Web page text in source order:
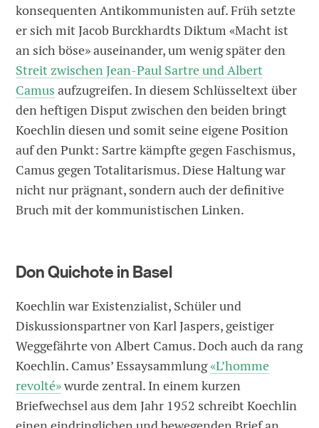
konsequenten Antikommunisten auf. Früh setzte
er sich mit Jacob Burckhardts Diktum «Macht ist
an sich böse» auseinander, um wenig später den
Streit zwischen Jean-Paul Sartre und Albert
Camus aufzugreifen. In diesem Schlüsseltext über
den heftigen Disput zwischen den beiden bringt
Koechlin diesen und somit ­seine eigene Position
auf den Punkt: Sartre kämpfte gegen Faschismus,
Camus gegen Totalitarismus. Diese Haltung war
nicht nur prägnant, sondern auch der definitive
Bruch mit der kommunistischen Linken.
Don Quichote in Basel
Koechlin war Existenzialist, Schüler und
Diskussionspartner von Karl ­Jaspers, geistiger
Weggefährte von Albert Camus. Doch auch da rang
Koechlin. Camus’ Essaysammlung«L’homme
revolté»wurde zentral. In einem kurzen
Briefwechsel aus dem Jahr 1952 schreibt Koechlin